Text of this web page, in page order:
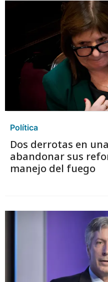
Política
Dos derrotas en
abandonar sus
manejo del fuego